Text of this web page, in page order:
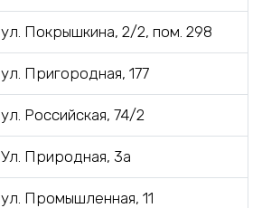
ул. Покрышкина, 2/2, пом. 298
ул. Пригородная, 177
ул. Российская, 74/2
Ул. Природная, 3а
ул. Промышленная, 11